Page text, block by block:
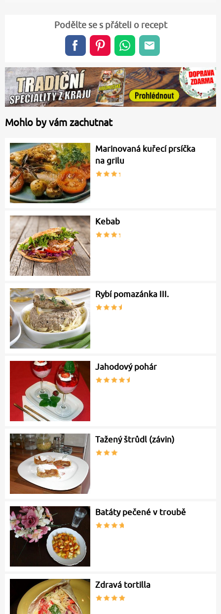
Podělte se s přáteli o recept
Mohlo by vám zachutnat
Marinovaná kuřecí prsíčka
na grilu
Kebab
Rybí pomazánka III.
Jahodový pohár
Tažený štrůdl (závin)
Batáty pečené v troubě
Zdravá tortilla